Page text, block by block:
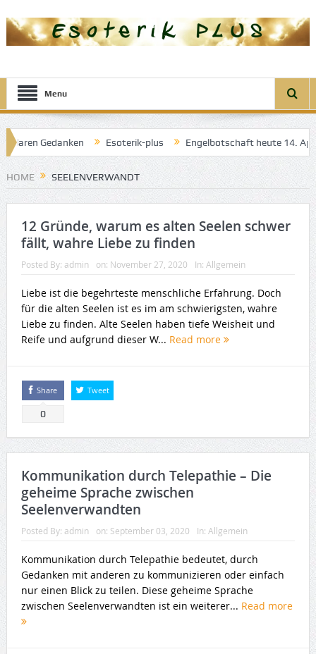
Menu
Gedanken Esoterik-plus Engelbotschaft heute 14. April
der guten Träume
HOME SEELENVERWANDT
12 Gründe, warum es alten Seelen schwer
fällt, wahre Liebe zu finden
Posted By: admin on: November 27, 2020 In: Allgemein
Liebe ist die begehrteste menschliche Erfahrung. Doch
für die alten Seelen ist es im am schwierigsten, wahre
Liebe zu finden. Alte Seelen haben tiefe Weisheit und
Reife und aufgrund dieser W... Read more
Share
0
Tweet
Kommunikation durch Telepathie – Die
geheime Sprache zwischen
Seelenverwandten
Posted By: admin on: September 03, 2020 In: Allgemein
Kommunikation durch Telepathie bedeutet, durch
Gedanken mit anderen zu kommunizieren oder einfach
nur einen Blick zu teilen. Diese geheime Sprache
zwischen Seelenverwandten ist ein weiterer... Read more